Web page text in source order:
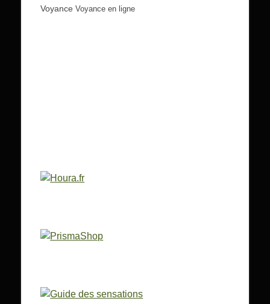
Voyance Voyance en ligne